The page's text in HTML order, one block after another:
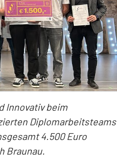
Innovativ beim
Diplomarbeitsteams
4.500 Euro
Braunau.